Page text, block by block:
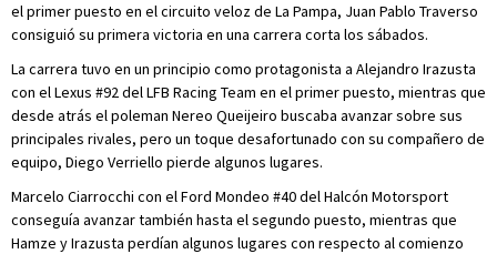
el primer puesto en el circuito veloz de La Pampa, Juan Pablo Traverso
consiguió su primera victoria en una carrera corta los sábados.
La carrera tuvo en un principio como protagonista a Alejandro Irazusta
con el Lexus #92 del LFB Racing Team en el primer puesto, mientras que
desde atrás el poleman Nereo Queijeiro buscaba avanzar sobre sus
principales rivales, pero un toque desafortunado con su compañero de
equipo, Diego Verriello pierde algunos lugares.
Marcelo Ciarrocchi con el Ford Mondeo #40 del Halcón Motorsport
conseguía avanzar también hasta el segundo puesto, mientras que
Hamze y Irazusta perdían algunos lugares con respecto al comienzo